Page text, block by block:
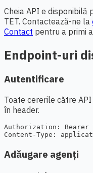
Cheia API e disponibilă
TET. Contactează-ne la
Contact pentru a primi
Endpoint-uri
Autentificare
Toate cererile către
în header.
Authorization: Bearer
Content-Type:
Adăugare agenți